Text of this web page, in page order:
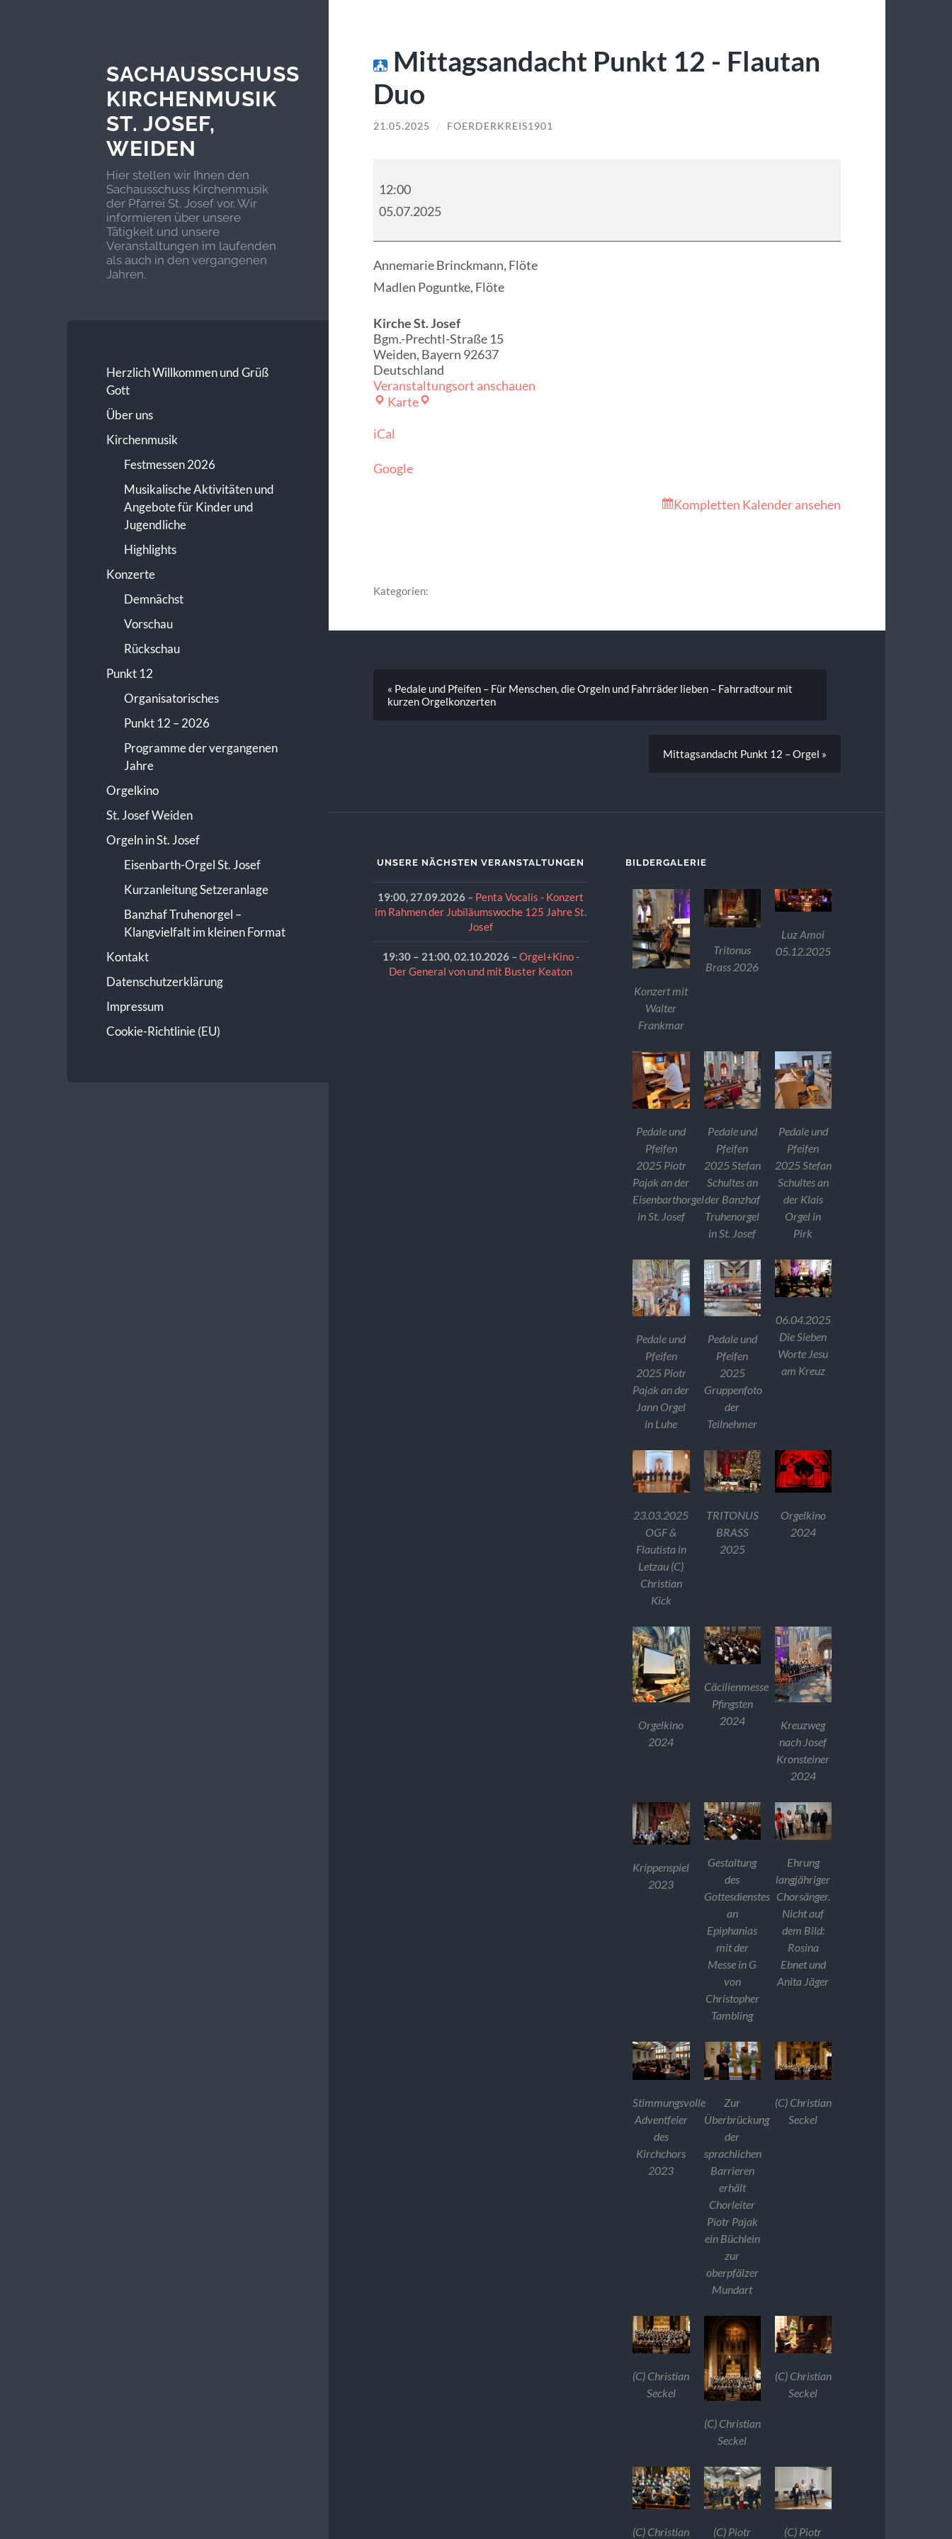
SACHAUSSCHUSS
KIRCHENMUSIK
ST. JOSEF,
WEIDEN
Hier stellen wir Ihnen den
Sachausschuss Kirchenmusik
der Pfarrei St. Josef vor. Wir
informieren über unsere
Tätigkeit und unsere
Veranstaltungen im laufenden
als auch in den vergangenen
Jahren.
Herzlich Willkommen und Grüß
Gott
Über uns
Kirchenmusik
Festmessen 2026
Musikalische Aktivitäten und
Angebote für Kinder und
Jugendliche
Highlights
Konzerte
Demnächst
Vorschau
Rückschau
Punkt 12
Organisatorisches
Punkt 12 – 2026
Programme der vergangenen
Jahre
Orgelkino
St. Josef Weiden
Orgeln in St. Josef
Eisenbarth-Orgel St. Josef
Kurzanleitung Setzeranlage
Banzhaf Truhenorgel –
Klangvielfalt im kleinen Format
Kontakt
Datenschutzerklärung
Impressum
Cookie-Richtlinie (EU)
Mittagsandacht Punkt 12 - Flautan
Duo
21.05.2025 / FOERDERKREIS1901
Punkt
12
Duo
12:00
05.07.2025
Annemarie Brinckmann, Flöte
Madlen Poguntke, Flöte
Kirche St. Josef
Bgm.-Prechtl-Straße 15
Weiden, Bayern 92637
Deutschland
Veranstaltungsort anschauen
KarteKirche
iCal
Google
Kompletten Kalender ansehen
Kategorien:
« Pedale und Pfeifen – Für Menschen, die Orgeln und Fahrräder lieben – Fahrradtour mit
kurzen Orgelkonzerten
Mittagsandacht Punkt 12 – Orgel »
UNSERE NÄCHSTEN VERANSTALTUNGEN
19:00, 27.09.2026 – Penta Vocalis - Konzert
im Rahmen der Jubiläumswoche 125 Jahre St.
Josef
19:30 – 21:00,02.10.2026–Orgel+Kino -
Der General von und mit Buster Keaton
BILDERGALERIE
Konzert mit
Walter
Frankmar
Tritonus
Brass 2026
Luz Amoi
05.12.2025
Pedale und
Pfeifen
2025 Piotr
Pajak an der
Eisenbarthorgel
in St. Josef
Pedale und
Pfeifen
2025 Stefan
Schultes an
der Banzhaf
Truhenorgel
in St. Josef
Pedale und
Pfeifen
2025 Stefan
Schultes an
der Klais
Orgel in
Pirk
Pedale und
Pfeifen
2025 Piotr
Pajak an der
Jann Orgel
in Luhe
Pedale und
Pfeifen
2025
Gruppenfoto
der
Teilnehmer
06.04.2025
Die Sieben
Worte Jesu
am Kreuz
23.03.2025
OGF &
Flautista in
Letzau (C)
Christian
Kick
TRITONUS
BRASS
2025
Orgelkino
2024
Orgelkino
2024
Cäcilienmesse
Pfingsten
2024
Kreuzweg
nach Josef
Kronsteiner
2024
Krippenspiel
2023
Gestaltung
des
Gottesdienstes
an
Epiphanias
mit der
Messe in G
von
Christopher
Tambling
Ehrung
langjähriger
Chorsänger.
Nicht auf
dem Bild:
Rosina
Ebnet und
Anita Jäger
Stimmungsvolle
Adventfeier
des
Kirchchors
2023
Zur
Überbrückung
der
sprachlichen
Barrieren
erhält
Chorleiter
Piotr Pajak
ein Büchlein
zur
oberpfälzer
Mundart
(C) Christian
Seckel
(C) Christian
Seckel
(C) Christian
Seckel
(C) Christian
Seckel
(C) Christian (C) Piotr (C) Piotr